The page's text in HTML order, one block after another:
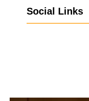
Social Links